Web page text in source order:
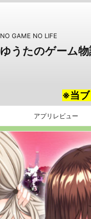
NO GAME NO LIFE
ゆうたのゲーム
※当ブ
アプリレビュー